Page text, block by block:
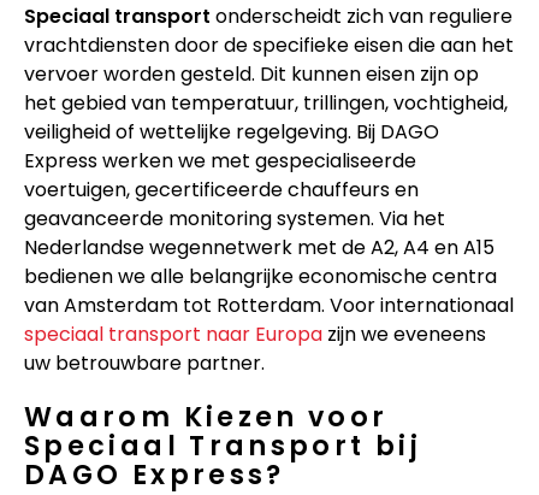
Speciaal transport onderscheidt zich van reguliere
vrachtdiensten door de specifieke eisen die aan het
vervoer worden gesteld. Dit kunnen eisen zijn op
het gebied van temperatuur, trillingen, vochtigheid,
veiligheid of wettelijke regelgeving. Bij DAGO
Express werken we met gespecialiseerde
voertuigen, gecertificeerde chauffeurs en
geavanceerde monitoring systemen. Via het
Nederlandse wegennetwerk met de A2, A4 en A15
bedienen we alle belangrijke economische centra
van Amsterdam tot Rotterdam. Voor internationaal
speciaal transport naar Europa zijn we eveneens
uw betrouwbare partner.
Waarom Kiezen voor
Speciaal Transport bij
DAGO Express?